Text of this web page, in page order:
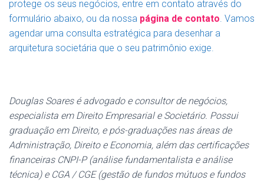
protege os seus negócios, entre em contato através do
formulário abaixo, ou da nossa página de contato. Vamos
agendar uma consulta estratégica para desenhar a
arquitetura societária que o seu patrimônio exige.
Douglas Soares é advogado e consultor de negócios,
especialista em Direito Empresarial e Societário. Possui
graduação em Direito, e pós-graduações nas áreas de
Administração, Direito e Economia, além das certificações
financeiras CNPI-P (análise fundamentalista e análise
técnica) e CGA / CGE (gestão de fundos mútuos e fundos